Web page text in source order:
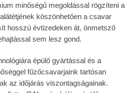
minőségű megoldással rögzíteni a
köszönhetően a csavar
hosszú évtizedeken át, önmetsző
sem lesz gond.
épülő gyártással és a
fűzőcsavarjaink tartósan
az időjárás viszontagságainak.